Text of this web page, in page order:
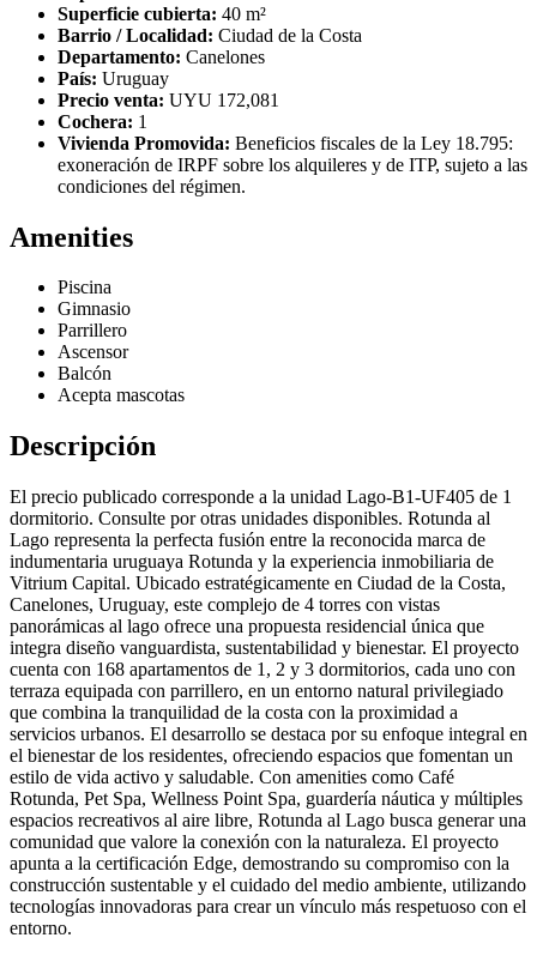
Superficie cubierta: 40 m²
Barrio / Localidad: Ciudad de la Costa
Departamento: Canelones
País: Uruguay
Precio venta: UYU 172,081
Cochera: 1
Vivienda Promovida: Beneficios fiscales de la Ley 18.795:
exoneración de IRPF sobre los alquileres y de ITP, sujeto a las
condiciones del régimen.
Amenities
Piscina
Gimnasio
Parrillero
Ascensor
Balcón
Acepta mascotas
Descripción
El precio publicado corresponde a la unidad Lago-B1-UF405 de 1
dormitorio. Consulte por otras unidades disponibles. Rotunda al
Lago representa la perfecta fusión entre la reconocida marca de
indumentaria uruguaya Rotunda y la experiencia inmobiliaria de
Vitrium Capital. Ubicado estratégicamente en Ciudad de la Costa,
Canelones, Uruguay, este complejo de 4 torres con vistas
panorámicas al lago ofrece una propuesta residencial única que
integra diseño vanguardista, sustentabilidad y bienestar. El proyecto
cuenta con 168 apartamentos de 1, 2 y 3 dormitorios, cada uno con
terraza equipada con parrillero, en un entorno natural privilegiado
que combina la tranquilidad de la costa con la proximidad a
servicios urbanos. El desarrollo se destaca por su enfoque integral en
el bienestar de los residentes, ofreciendo espacios que fomentan un
estilo de vida activo y saludable. Con amenities como Café
Rotunda, Pet Spa, Wellness Point Spa, guardería náutica y múltiples
espacios recreativos al aire libre, Rotunda al Lago busca generar una
comunidad que valore la conexión con la naturaleza. El proyecto
apunta a la certificación Edge, demostrando su compromiso con la
construcción sustentable y el cuidado del medio ambiente, utilizando
tecnologías innovadoras para crear un vínculo más respetuoso con el
entorno.